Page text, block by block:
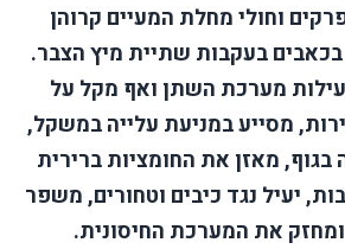
וחולי מחלת המעיים קרוהן
בעקבות שתיית מיץ הצבר.
מערכת השתן ואף מקל על
מסייע במניעת עלייה במשקל,
בגוף, מאזן את החומציות ברירית
יעיל נגד כיבים וטחורים, משפר
את המערכת החיסונית.